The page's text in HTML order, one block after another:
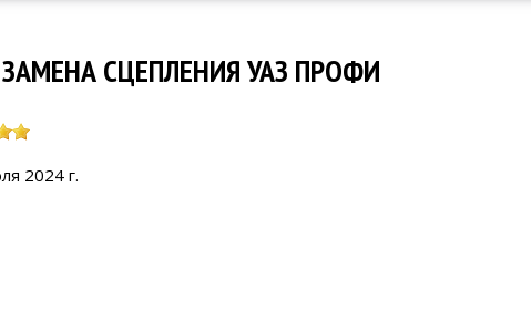
ЗАМЕНА СЦЕПЛЕНИЯ УАЗ ПРОФИ
2024 г.